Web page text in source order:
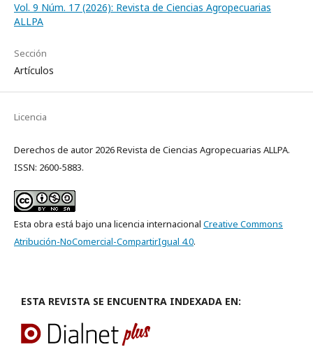
Vol. 9 Núm. 17 (2026): Revista de Ciencias Agropecuarias
ALLPA
Sección
Artículos
Licencia
Derechos de autor 2026 Revista de Ciencias Agropecuarias ALLPA.
ISSN: 2600-5883.
Esta obra está bajo una licencia internacional Creative Commons
Atribución-NoComercial-CompartirIgual 4.0.
ESTA REVISTA SE ENCUENTRA INDEXADA EN: